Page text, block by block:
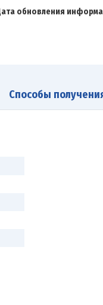
обновления
Способы